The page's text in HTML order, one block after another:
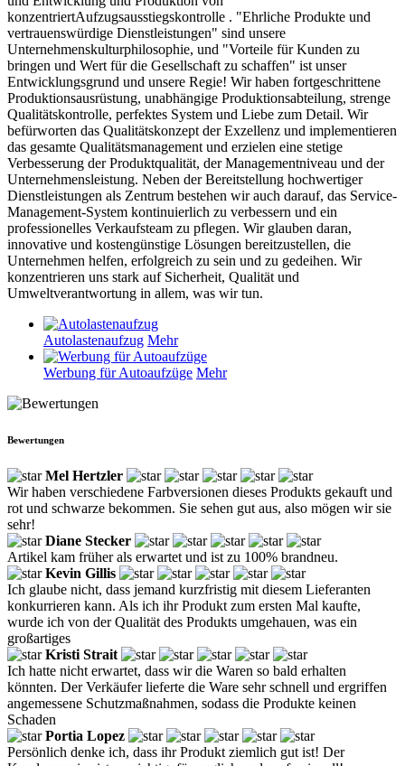
konzentriertAufzugsausstiegskontrolle . "Ehrliche Produkte und
vertrauenswürdige Dienstleistungen" sind unsere
Unternehmenskulturphilosophie, und "Vorteile für Kunden zu
bringen und Wert für die Gesellschaft zu schaffen" ist unser
Entwicklungsgrund und unsere Regie! Wir haben fortgeschrittene
Produktionsausrüstung, unabhängige Produktionsabteilung, strenge
Qualitätskontrolle, perfektes System und Liebe zum Detail. Wir
befürworten das Qualitätskonzept der Exzellenz und implementieren
das gesamte Qualitätsmanagement und erzielen eine stetige
Verbesserung der Produktqualität, der Managementniveau und der
Unternehmensleistung. Neben der Bereitstellung hochwertiger
Dienstleistungen als Zentrum bestehen wir auch darauf, das Service-
Management-System kontinuierlich zu verbessern und ein
professionelles Verkaufsteam zu pflegen. Wir glauben daran,
innovative und kostengünstige Lösungen bereitzustellen, die
Unternehmen helfen, erfolgreich zu sein und zu gedeihen. Wir
konzentrieren uns stark auf Sicherheit, Qualität und
Umweltverantwortung in allem, was wir tun.
Autolastenaufzug Mehr
Werbung für Autoaufzüge Mehr
Bewertungen
Mel Hertzler
Wir haben verschiedene Farbversionen dieses Produkts gekauft und
rot und schwarze bekommen. Sie sehen gut aus, also mögen wir sie
sehr!
Diane Stecker
Artikel kam früher als erwartet und ist zu 100% brandneu.
Kevin Gillis
Ich glaube nicht, dass jemand kurzfristig mit diesem Lieferanten
konkurrieren kann. Als ich ihr Produkt zum ersten Mal kaufte,
wurde ich von der Qualität des Produkts umgehauen, was ein
großartiges
Kristi Strait
Ich hatte nicht erwartet, dass wir die Waren so bald erhalten
könnten. Der Verkäufer lieferte die Ware sehr schnell und ergriffen
angemessene Schutzmaßnahmen, sodass die Produkte keinen
Schaden
Portia Lopez
Persönlich denke ich, dass ihr Produkt ziemlich gut ist! Der